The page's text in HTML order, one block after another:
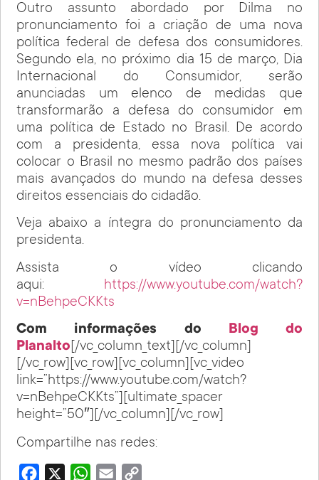
Outro assunto abordado por Dilma no
pronunciamento foi a criação de uma nova
política federal de defesa dos consumidores.
Segundo ela, no próximo dia 15 de março, Dia
Internacional do Consumidor, serão
anunciadas um elenco de medidas que
transformarão a defesa do consumidor em
uma política de Estado no Brasil. De acordo
com a presidenta, essa nova política vai
colocar o Brasil no mesmo padrão dos países
mais avançados do mundo na defesa desses
direitos essenciais do cidadão.
Veja abaixo a íntegra do pronunciamento da
presidenta.
Assista o vídeo clicando
aqui: https://www.youtube.com/watch?
v=nBehpeCKKts
Com informações do Blog do
Planalto [/vc_column_text][/vc_column]
[/vc_row][vc_row][vc_column][vc_video
link=”https://www.youtube.com/watch?
v=nBehpeCKKts”][ultimate_spacer
height=”50″][/vc_column][/vc_row]
Compartilhe nas redes:
Facebook WhatsApp
Email